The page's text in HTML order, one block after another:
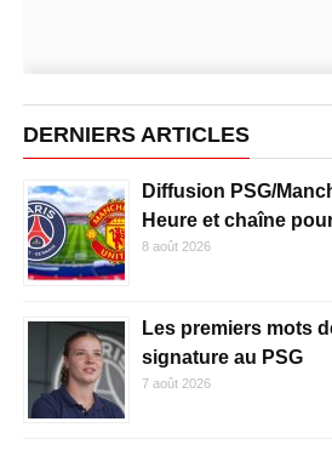
DERNIERS ARTICLES
Diffusion PSG/
Heure et chaîne
8 août 2026
Les premiers mots
signature au PSG
7 août 2026